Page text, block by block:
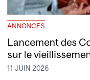
ANNONCES
Lancement des
sur le
11 JUIN 2026